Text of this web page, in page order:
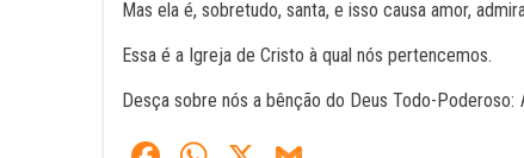
Mas ela é, sobretudo, santa, e isso causa amor,
Essa é a Igreja de Cristo à qual nós pertencemos.
Desça sobre nós a bênção do Deus Todo-Poderoso: